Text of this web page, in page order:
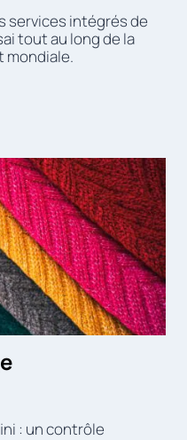
services intégrés de
tout au long de la
mondiale.
: un contrôle